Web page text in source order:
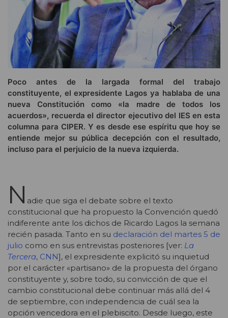
Poco antes de la largada formal del trabajo
constituyente, el expresidente Lagos ya hablaba de una
nueva Constitución como «la madre de todos los
acuerdos», recuerda el director ejecutivo del IES en esta
columna para CIPER. Y es desde ese espíritu que hoy se
entiende mejor su pública decepción con el resultado,
incluso para el perjuicio de la nueva izquierda.
N adie que siga el debate sobre el texto
constitucional que ha propuesto la Convención quedó
indiferente ante los dichos de Ricardo Lagos la semana
recién pasada. Tanto en su declaración del martes 5 de
julio como en sus entrevistas posteriores [ver: La
Tercera, CNN], el expresidente explicitó su inquietud
por el carácter «partisano» de la propuesta del órgano
constituyente y, sobre todo, su convicción de que el
cambio constitucional debe continuar más allá del 4
de septiembre, con independencia de cuál sea la
opción vencedora en el plebiscito. Desde luego, este